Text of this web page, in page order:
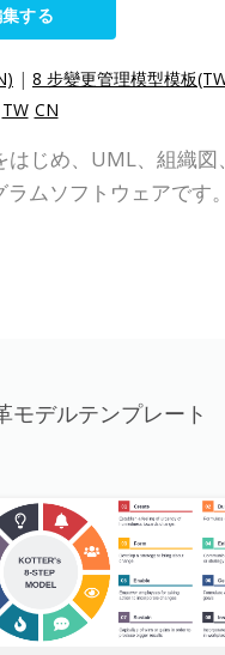
する
| 8 步變更管理模型模板
TW CN
じめ、UML、組織
ムソフトウェアで
モデルテンプレート